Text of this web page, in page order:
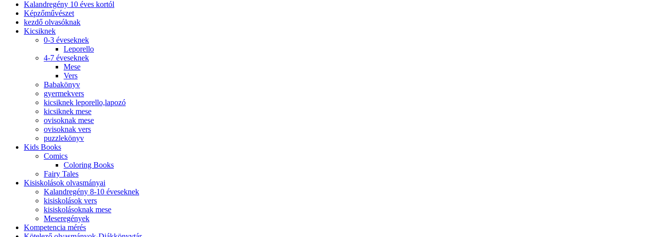
Kalandregény 10 éves kortól
Képzőművészet
kezdő olvasóknak
Kicsiknek
0-3 éveseknek
Leporello
4-7 éveseknek
Mese
Vers
Babakönyv
gyermekvers
kicsiknek leporello,lapozó
kicsiknek mese
ovisoknak mese
ovisoknak vers
puzzlekönyv
Kids Books
Comics
Coloring Books
Fairy Tales
Kisiskolások olvasmányai
Kalandregény 8-10 éveseknek
kisiskolások vers
kisiskolásoknak mese
Meseregények
Kompetencia mérés